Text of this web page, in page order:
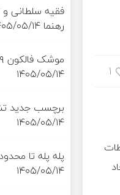
۱
فقیه سلطانی و
رهنما ۱۴۰۵/۰۵/
موشک فالکون ۹ دقایقی پیش با ماه برخورد کرد
۱۴۰۵/۰۵/۱۴
برچسب جدید
۱۴۰۵/۰۵/۱۴
پله پله تا
۱۴۰۵/۰۵/۱۴